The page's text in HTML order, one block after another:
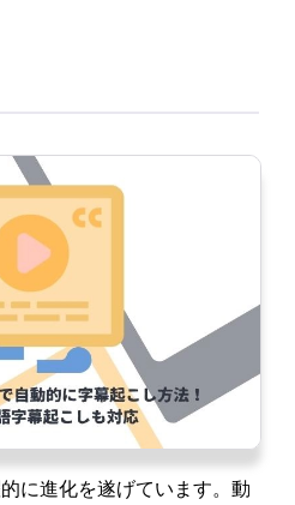
に進化を遂げています。動